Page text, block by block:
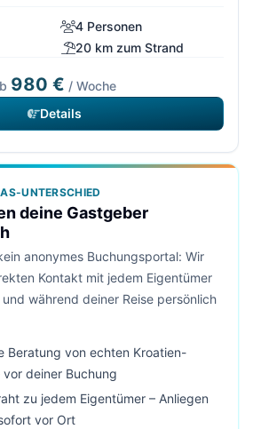
4 Personen
20 km zum Strand
980 € / Woche
Details
UNTERSCHIED
deine Gastgeber
anonymes Buchungsportal: Wir
Kontakt mit jedem Eigentümer
während deiner Reise persönlich
Beratung von echten Kroatien-
vor deiner Buchung
zu jedem Eigentümer – Anliegen
vor Ort